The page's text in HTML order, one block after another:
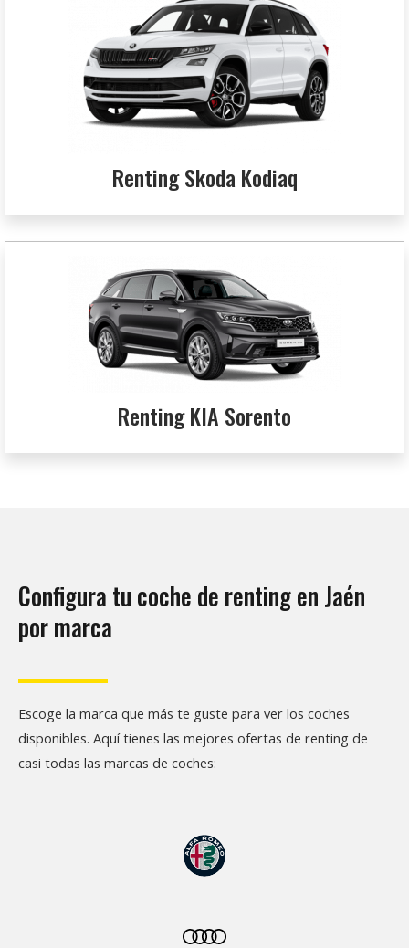
Renting Skoda Kodiaq
Renting KIA Sorento
Configura tu coche de renting en Jaén
por marca
Escoge la marca que más te guste para ver los coches
disponibles. Aquí tienes las mejores ofertas de renting de
casi todas las marcas de coches: